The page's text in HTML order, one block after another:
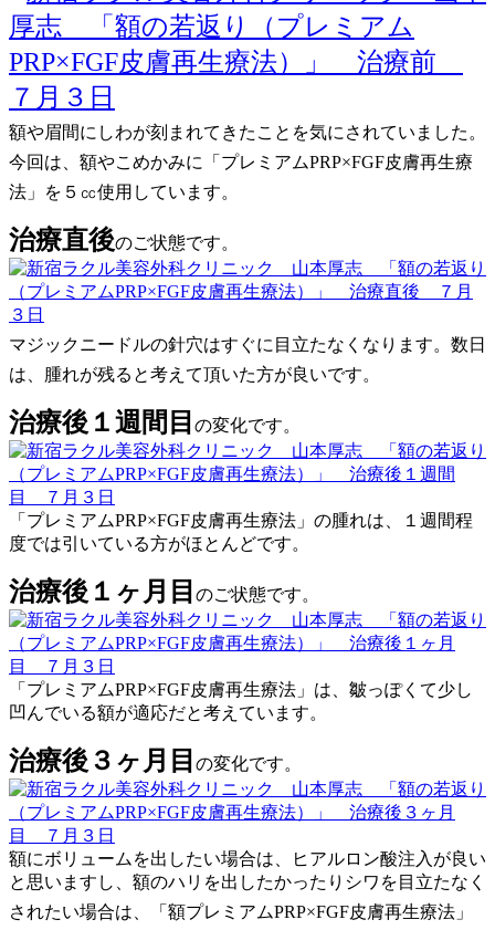
額や眉間にしわが刻まれてきたことを気にされていました。
今回は、額やこめかみに「プレミアムPRP×FGF皮膚再生療
法」を５㏄使用しています。
治療直後のご状態です。
マジックニードルの針穴はすぐに目立たなくなります。数日
は、腫れが残ると考えて頂いた方が良いです。
治療後１週間目 の変化です。
「プレミアムPRP×FGF皮膚再生療法」の腫れは、１週間程
度では引いている方がほとんどです。
治療後１ヶ月目 のご状態です。
「プレミアムPRP×FGF皮膚再生療法」は、皺っぽくて少し
凹んでいる額が適応だと考えています。
治療後３ヶ月目 の変化です。
額にボリュームを出したい場合は、ヒアルロン酸注入が良い
と思いますし、額のハリを出したかったりシワを目立たなく
されたい場合は、「額プレミアムPRP×FGF皮膚再生療法」